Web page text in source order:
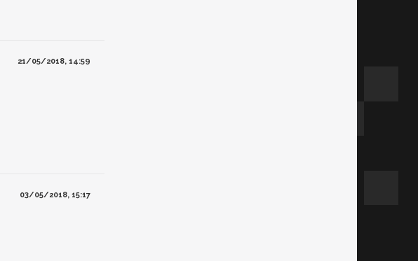
21/05/2018, 14:59
03/05/2018, 15:17